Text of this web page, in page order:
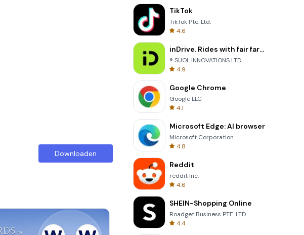
Downloaden
TikTok
TikTok Pte. Ltd.
4.6
inDrive. Rides with fair fares
® SUOL INNOVATIONS LTD
4.9
Google Chrome
Google LLC
4.1
Microsoft Edge: AI browser
Microsoft Corporation
4.8
Reddit
reddit Inc.
4.6
SHEIN-Shopping Online
Roadget Business PTE. LTD.
4.4